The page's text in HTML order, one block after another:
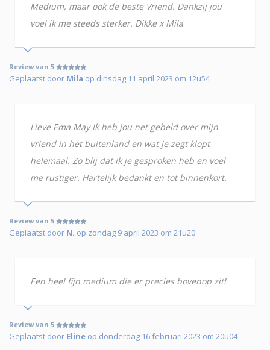
Medium, maar ook de beste Vriend. Dankzij jou
voel ik me steeds sterker. Dikke x Mila
Review van 5
Geplaatst door Mila op dinsdag 11 april 2023 om 12u54
Lieve Ema May Ik heb jou net gebeld over mijn
vriend in het buitenland en wat je zegt klopt
helemaal. Zo blij dat ik je gesproken heb en voel
me rustiger. Hartelijk bedankt en tot binnenkort.
Review van 5
Geplaatst door N. op zondag 9 april 2023 om 21u20
Een heel fijn medium die er precies bovenop zit!
Review van 5
Geplaatst door Eline op donderdag 16 februari 2023 om 20u04